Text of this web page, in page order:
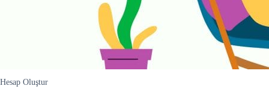
Hesap Oluştur